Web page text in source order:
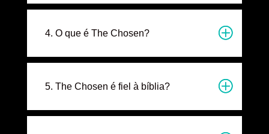
4. O que é The Chosen?
5. The Chosen é fiel à bíblia?